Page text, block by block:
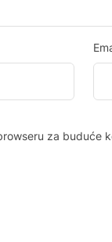
za buduće